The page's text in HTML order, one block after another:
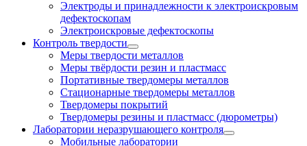
Электроды и принадлежности к электроискровым
дефектоскопам
Электроискровые дефектоскопы
Контроль твердости
Меры твердости металлов
Меры твёрдости резин и пластмасс
Портативные твердомеры металлов
Стационарные твердомеры металлов
Твердомеры покрытий
Твердомеры резины и пластмасс (дюрометры)
Лаборатории неразрушающего контроля
Мобильные лаборатории